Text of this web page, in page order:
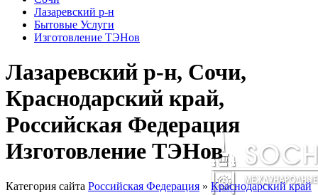
Лазаревский р-н
Бытовые Услуги
Изготовление ТЭНов
Лазаревский р-н, Сочи,
Краснодарский край,
Российская Федерация
Изготовление ТЭНов
Категория сайта Российская Федерация » Краснодарский край